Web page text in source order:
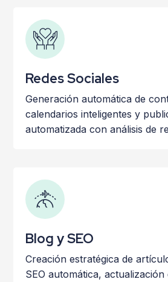
Redes Sociales
Generación automática de
calendarios inteligentes y p
automatizada con análisis de
Blog y SEO
Creación estratégica de
SEO automática, actualización